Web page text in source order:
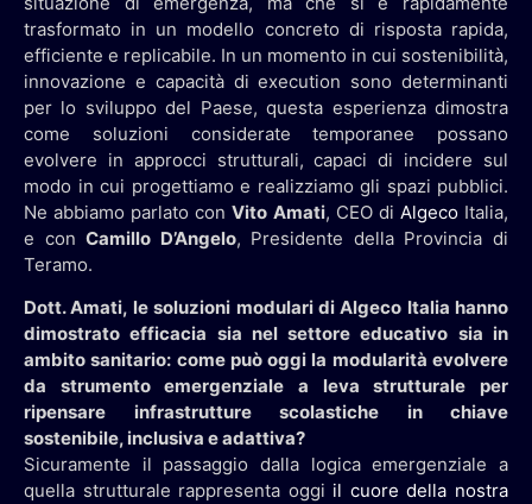
trasformato in un modello concreto di risposta rapida,
efficiente e replicabile. In un momento in cui sostenibilità,
innovazione e capacità di execution sono determinanti
per lo sviluppo del Paese, questa esperienza dimostra
come soluzioni considerate temporanee possano
evolvere in approcci strutturali, capaci di incidere sul
modo in cui progettiamo e realizziamo gli spazi pubblici.
Ne abbiamo parlato conVito Amati, CEO di AlgecoItalia,
e conCamillo D’Angelo, Presidente della Provincia di
Teramo.
Dott. Amati, le soluzioni modulari di Algeco Italia hanno
dimostrato efficacia sia nel settore educativo sia in
ambito sanitario: come può oggi la modularità evolvere
da strumento emergenziale a leva strutturale per
ripensare infrastrutture scolastiche in chiave
sostenibile, inclusiva e adattiva?
Sicuramente il passaggio dalla logica emergenziale a
quella strutturale rappresenta oggi il cuore della nostra